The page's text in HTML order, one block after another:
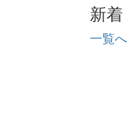
新着
一覧へ